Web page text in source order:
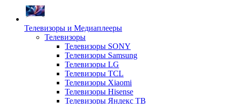
Телевизоры и Медиаплееры
Телевизоры
Телевизоры SONY
Телевизоры Samsung
Телевизоры LG
Телевизоры TCL
Телевизоры Xiaomi
Телевизоры Hisense
Телевизоры Яндекс ТВ